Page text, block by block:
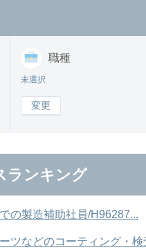
職種
未選択
変更
ランキング
の製造補助社員/H96287...
ツなどのコーティング・